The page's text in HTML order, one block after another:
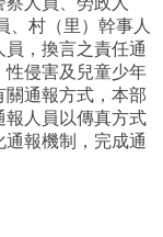
、村（里）幹事人
，換言之責任通
性侵害及兒童少年
通報方式，本部
報人員以傳真方式
報機制，完成通